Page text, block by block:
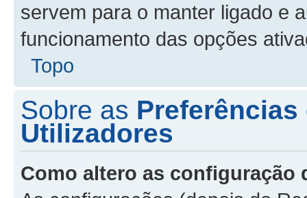
servem para o manter ligado e
funcionamento das opções
Topo
Sobre as
Utilizadores
Como altero as configuração